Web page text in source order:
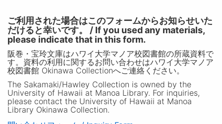
ご利用された場合はこのフォームからお知らせいた
だけると幸いです。 / If you used any materials,
please indicate that in this form.
阪巻・宝玲文庫はハワイ大学マノア校図書館の所蔵資料で
す。資料の利用に関するお問い合わせはハワイ大学マノア
校図書館 Okinawa Collectionへご連絡ください。
The Sakamaki/Hawley Collection is owned by the
University of Hawaii at Manoa Library. For inquiries,
please contact the University of Hawaii at Manoa
Library Okinawa Collection.